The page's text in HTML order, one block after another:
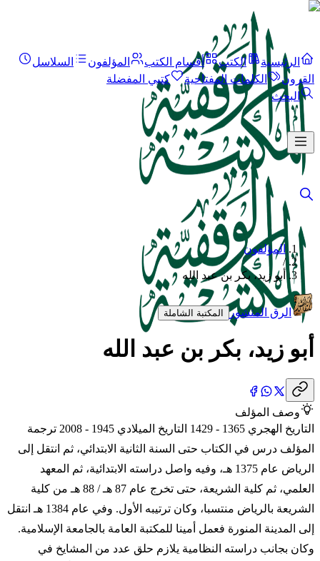
الرئيسية الكتب أقسام الكتب المؤلفون
السلاسل
القرون
الكلمات المفتاحية
كتبي المفضلة
البحث
المؤلفون
/
أبو زيد، بكر بن عبد الله
الرق المنشور المكتبة الشاملة
أبو زيد، بكر بن عبد الله
وصف المؤلف
التاريخ الهجري 1365 - 1429 التاريخ الميلادي 1945 - 2008 ترجمة
المؤلف درس في الكتاب حتى السنة الثانية الابتدائي، ثم انتقل إلى
الرياض عام 1375 هـ، وفيه واصل دراسته الابتدائية، ثم المعهد
العلمي، ثم كلية الشريعة، حتى تخرج عام 87 هـ / 88 هـ من كلية
الشريعة بالرياض منتسبا، وكان ترتيبه الأول. وفي عام 1384 هـ انتقل
إلى المدينة المنورة فعمل أمينا للمكتبة العامة بالجامعة الإسلامية.
وكان بجانب دراسته النظامية يلازم حلق عدد من المشايخ في